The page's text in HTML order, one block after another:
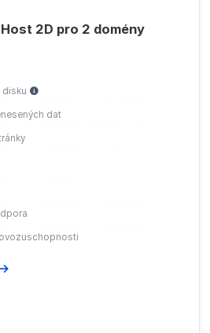
2D pro 2 domény
disku
dat